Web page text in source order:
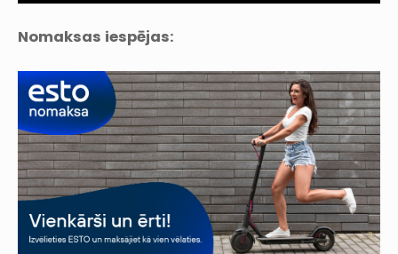
Nomaksas iespējas: